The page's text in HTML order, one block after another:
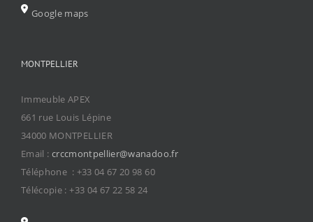
Google maps
MONTPELLIER
Immeuble APEX
661 rue Louis Lépine
34000 MONTPELLIER
Email : crccmontpellier@wanadoo.fr
Téléphone : +33 04 67 20 98 60
Télécopie : +33 04 67 22 58 24